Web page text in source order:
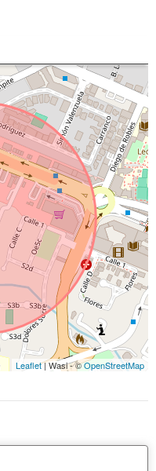
Leaflet| Wasi - ©OpenStreetMap